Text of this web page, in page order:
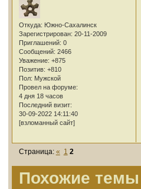
Откуда: Южно-Сахалинск
Зарегистрирован: 20-11-2009
Приглашений: 0
Сообщений: 2466
Уважение: +875
Позитив: +810
Пол: Мужской
Провел на форуме:
4 дня 18 часов
Последний визит:
30-09-2022 14:11:40
[взломанный сайт]
Страница: « 1 2
Похожие темы